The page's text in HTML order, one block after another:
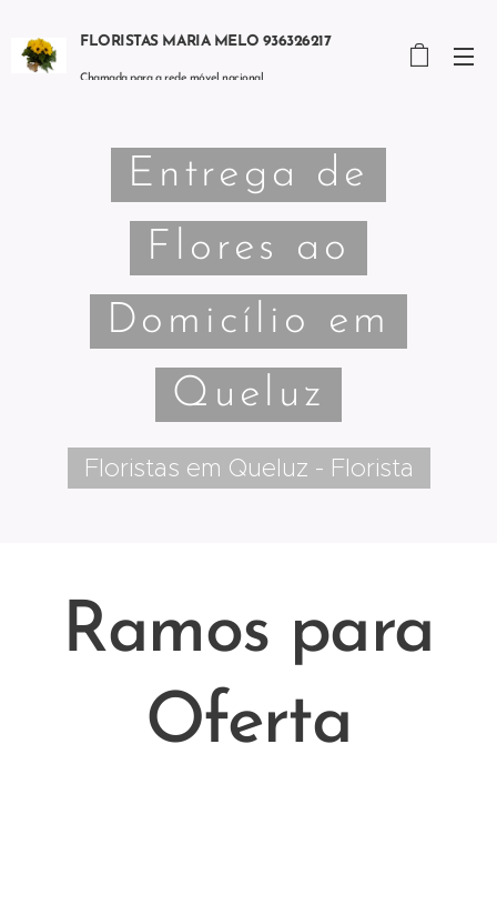
FLORISTAS MARIA MELO 936326217
Chamada para a rede móvel nacional
Entrega de
Flores ao
Domicílio em
Queluz
Floristas em Queluz - Florista
Ramos para
Oferta